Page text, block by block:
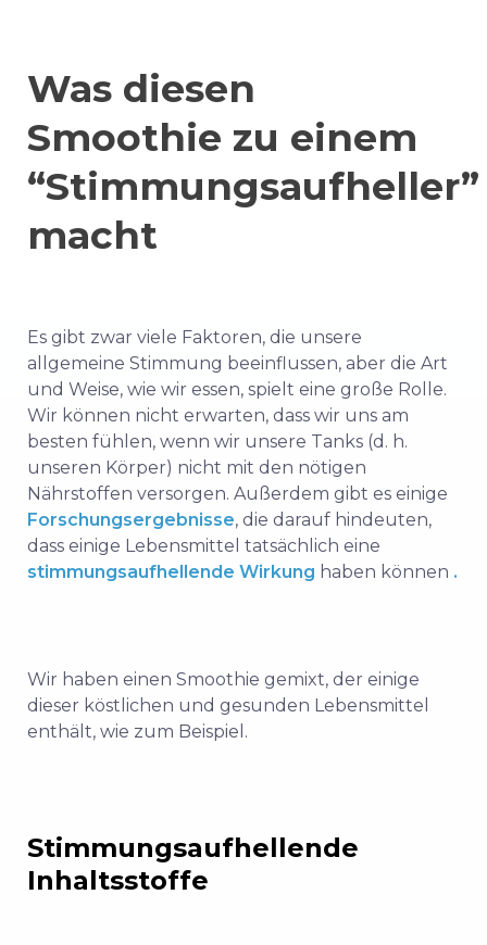
Was diesen
Smoothie zu einem
“Stimmungsaufheller”
macht
Es gibt zwar viele Faktoren, die unsere
allgemeine Stimmung beeinflussen, aber die Art
und Weise, wie wir essen, spielt eine große Rolle.
Wir können nicht erwarten, dass wir uns am
besten fühlen, wenn wir unsere Tanks (d. h.
unseren Körper) nicht mit den nötigen
Nährstoffen versorgen. Außerdem gibt es einige
Forschungsergebnisse, die darauf hindeuten,
dass einige Lebensmittel tatsächlich eine
stimmungsaufhellende Wirkung haben können .
Wir haben einen Smoothie gemixt, der einige
dieser köstlichen und gesunden Lebensmittel
enthält, wie zum Beispiel.
Stimmungsaufhellende
Inhaltsstoffe